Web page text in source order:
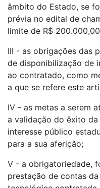
âmbito do Estado, se
prévia no edital de
limite de R$
III - as obrigações das
de disponibilização de
ao contratado, como
a que se refere este
IV - as metas a serem
a validação do êxito
interesse público
para a sua aferição;
V - a obrigatoriedade,
prestação de contas